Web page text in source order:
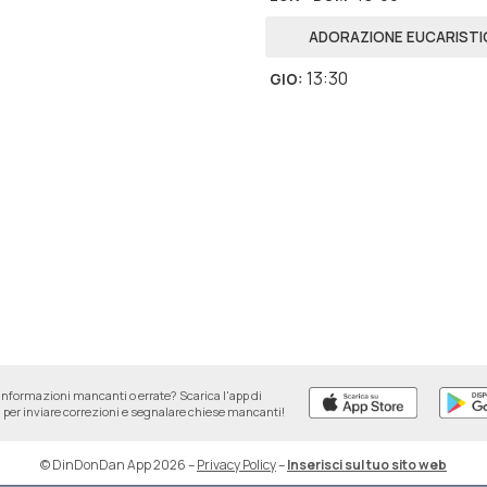
ADORAZIONE
GIO: 13:30
mancanti o errate? Scarica l'app di
per inviare correzioni e segnalare chiese mancanti!
© DinDonDan App 2026–Privacy Policy–Inserisci sul tuo sito web